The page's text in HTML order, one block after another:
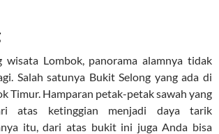
wisata Lombok, panorama alamnya tidak
Salah satunya Bukit Selong yang ada di
Timur. Hamparan petak-petak sawah yang
atas ketinggian menjadi daya tarik
itu, dari atas bukit ini juga Anda bisa